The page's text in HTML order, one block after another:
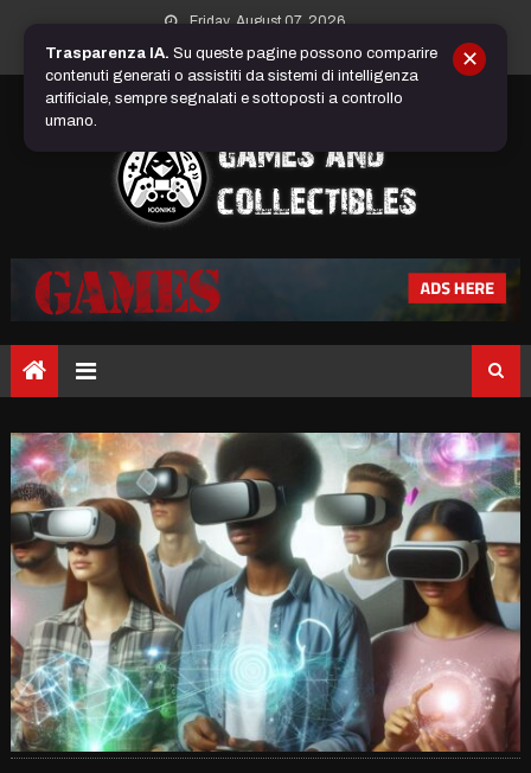
content
Friday, August 07, 2026
Trasparenza IA. Su queste pagine possono comparire
contenuti generati o assistiti da sistemi di intelligenza
artificiale, sempre segnalati e sottoposti a controllo
umano.
✕